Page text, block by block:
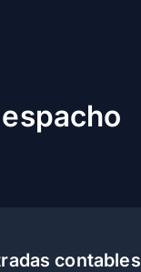
contables